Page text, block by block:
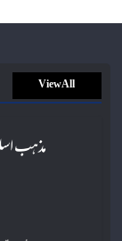
View All
مذہب